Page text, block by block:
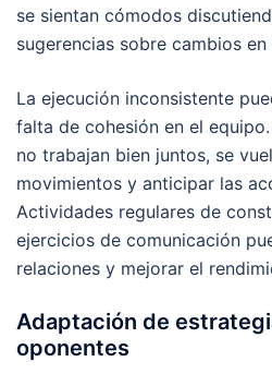
se sientan cómodos
sugerencias sobre cambios
La ejecución inconsistente
falta de cohesión en el
no trabajan bien juntos, se
movimientos y anticipar las
Actividades regulares de
ejercicios de comunicación
relaciones y mejorar el
Adaptación de
oponentes